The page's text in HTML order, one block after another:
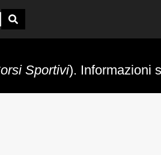
Sportivi). Informazioni